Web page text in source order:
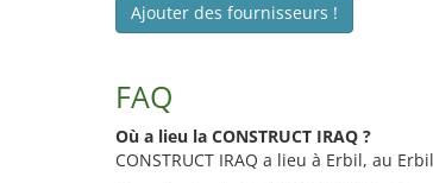
Ajouter des fournisseurs !
FAQ
Où a lieu la CONSTRUCT IRAQ ?
CONSTRUCT IRAQ a lieu à Erbil, au